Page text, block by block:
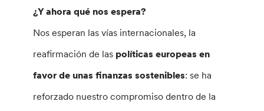
¿Y ahora qué nos espera?
Nos esperan las vías internacionales, la
reafirmación de las políticas europeas en
favor de unas finanzas sostenibles: se ha
reforzado nuestro compromiso dentro de la